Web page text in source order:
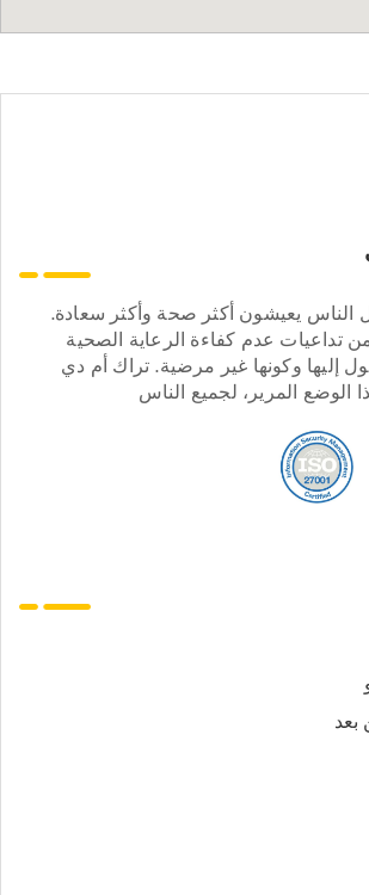
يعيشون أكثر صحة وأكثر سعادة.
تداعيات عدم كفاءة الرعاية الصحية
إليها وكونها غير مرضية. تراك أم دي
المرير، لجميع الناس